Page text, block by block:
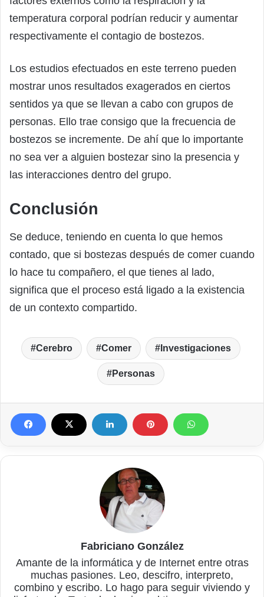
temperatura corporal podrían reducir y aumentar
respectivamente el contagio de bostezos.
Los estudios efectuados en este terreno pueden
mostrar unos resultados exagerados en ciertos
sentidos ya que se llevan a cabo con grupos de
personas. Ello trae consigo que la frecuencia de
bostezos se incremente. De ahí que lo importante
no sea ver a alguien bostezar sino la presencia y
las interacciones dentro del grupo.
Conclusión
Se deduce, teniendo en cuenta lo que hemos
contado, que si bostezas después de comer cuando
lo hace tu compañero, el que tienes al lado,
significa que el proceso está ligado a la existencia
de un contexto compartido.
Cerebro Comer Investigaciones
Personas
Fabriciano González
Amante de la informática y de Internet entre otras
muchas pasiones. Leo, descifro, interpreto,
combino y escribo. Lo hago para seguir viviendo y